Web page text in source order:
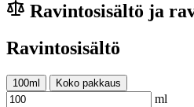
Ravintosisältö ja
Ravintosisältö
100ml Koko pakkaus
ml